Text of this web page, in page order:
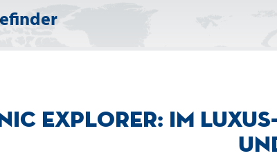
Explorer: Im